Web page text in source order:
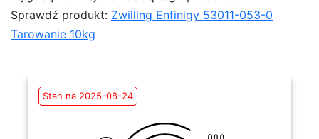
Sprawdź produkt: Zwilling Enfinigy 53011-053-0
Tarowanie 10kg
Stan na 2025-08-24